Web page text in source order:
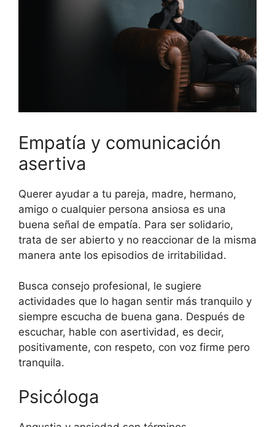
Empatía y comunicación
asertiva
Querer ayudar a tu pareja, madre, hermano,
amigo o cualquier persona ansiosa es una
buena señal de empatía. Para ser solidario,
trata de ser abierto y no reaccionar de la misma
manera ante los episodios de irritabilidad.
Busca consejo profesional, le sugiere
actividades que lo hagan sentir más tranquilo y
siempre escucha de buena gana. Después de
escuchar, hable con asertividad, es decir,
positivamente, con respeto, con voz firme pero
tranquila.
Psicóloga